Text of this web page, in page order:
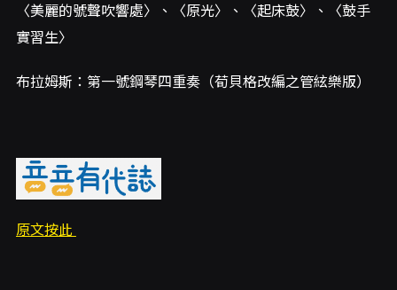
〈美麗的號聲吹響處〉、〈原光〉、〈起床鼓〉、〈鼓手
實習生〉
布拉姆斯：第一號鋼琴四重奏（荀貝格改編之管絃樂版）
原文按此